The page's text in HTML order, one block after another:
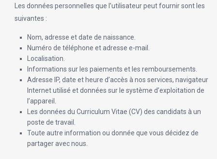
Les données personnelles que l’utilisateur peut fournir sont les
suivantes :
Nom, adresse et date de naissance.
Numéro de téléphone et adresse e-mail.
Localisation.
Informations sur les paiements et les remboursements.
Adresse IP, date et heure d’accès à nos services, navigateur
Internet utilisé et données sur le système d’exploitation de
l’appareil.
Les données du Curriculum Vitae (CV) des candidats à un
poste de travail.
Toute autre information ou donnée que vous décidez de
partager avec nous.